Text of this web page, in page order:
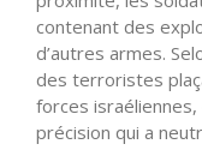
contenant des
d’autres armes.
des terroristes
forces
précision qui a